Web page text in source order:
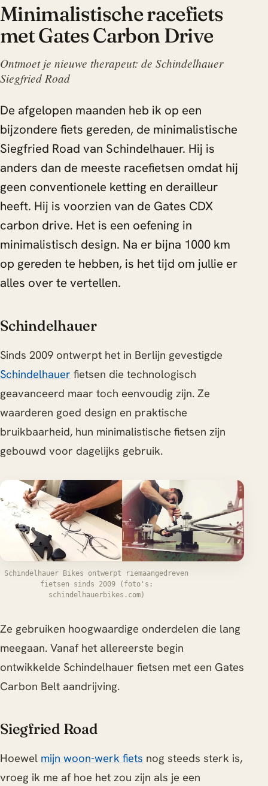
Minimalistische racefiets
met Gates Carbon Drive
Ontmoet je nieuwe therapeut: de Schindelhauer
Siegfried Road
De afgelopen maanden heb ik op een
bijzondere fiets gereden, de minimalistische
Siegfried Road van Schindelhauer. Hij is
anders dan de meeste racefietsen omdat hij
geen conventionele ketting en derailleur
heeft. Hij is voorzien van de Gates CDX
carbon drive. Het is een oefening in
minimalistisch design. Na er bijna 1000 km
op gereden te hebben, is het tijd om jullie er
alles over te vertellen.
Schindelhauer
Sinds 2009 ontwerpt het in Berlijn gevestigde
Schindelhauer fietsen die technologisch
geavanceerd maar toch eenvoudig zijn. Ze
waarderen goed design en praktische
bruikbaarheid, hun minimalistische fietsen zijn
gebouwd voor dagelijks gebruik.
Schindelhauer Bikes ontwerpt riemaangedreven
fietsen sinds 2009 (foto's:
schindelhauerbikes.com)
Ze gebruiken hoogwaardige onderdelen die lang
meegaan. Vanaf het allereerste begin
ontwikkelde Schindelhauer fietsen met een Gates
Carbon Belt aandrijving.
Siegfried Road
Hoewel mijn woon-werk fiets nog steeds sterk is,
vroeg ik me af hoe het zou zijn als je een